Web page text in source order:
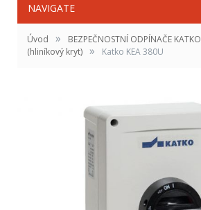
NAVIGATE
Úvod » BEZPEČNOSTNÍ ODPÍNAČE KATKO
(hliníkový kryt) » Katko KEA 380U